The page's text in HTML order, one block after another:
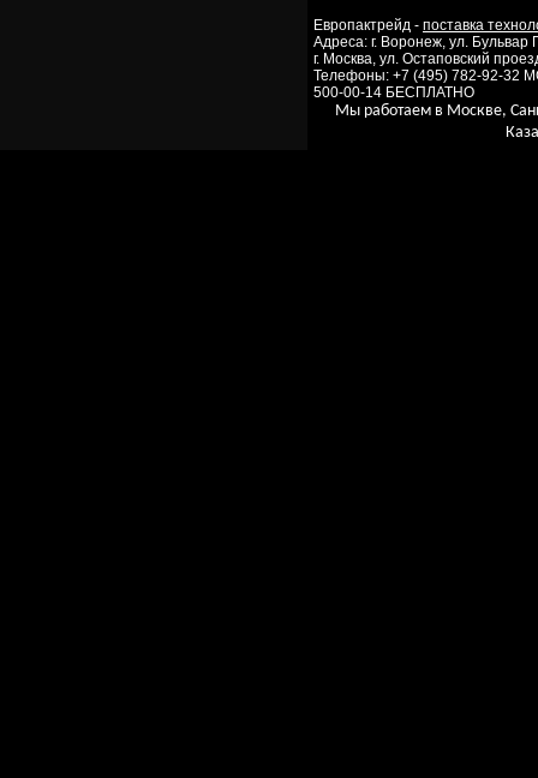
Европактрейд - поставка
Адреса: г. Воронеж, ул.
г. Москва, ул. Остаповский
Телефоны: +7 (495) 782-92-32
500-00-14 БЕСПЛАТНО
Мы работаем в Москве,